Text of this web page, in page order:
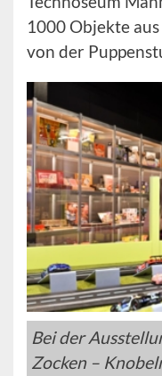
1000 Objekte
von der
Bei der
Zocken –